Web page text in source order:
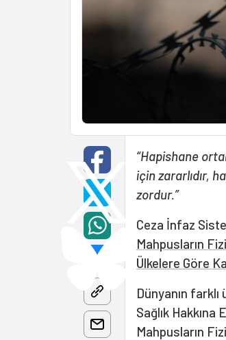
“Hapishane
için zararlıdır,
zordur.”
Ceza İnfaz
Mahpusların
Ülkelere Göre
Dünyanın
Sağlık
Mahpusların